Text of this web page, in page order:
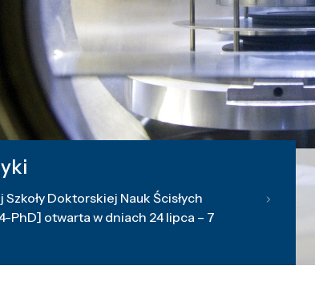
Doktorskiej Nauk Ścisłych
PhD] otwarta w dniach 24 lipca – 7